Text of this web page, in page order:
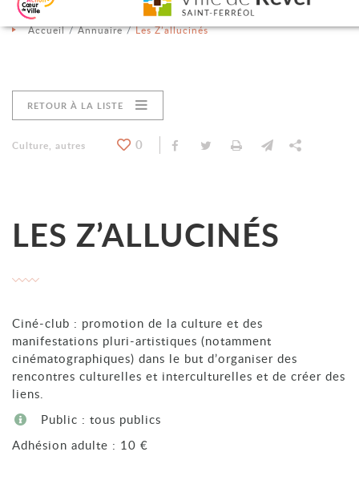
Aller au contenu
Aller au menu
Aller à la recherche
Changer le contraste
Accueil Annuaire Les Z’allucinés
RETOUR À LA LISTE
Catégorie : "
Culture, autres 0 Partager sur Facebook
Partager sur Twitter
ImprimerEnvoyer par
LES Z’ALLUCINÉS
Ciné-club : promotion de la culture et des
manifestations pluri-artistiques (notamment
cinématographiques) dans le but d’organiser des
rencontres culturelles et interculturelles et de créer des
liens.
Public : tous publics
Adhésion adulte : 10 €